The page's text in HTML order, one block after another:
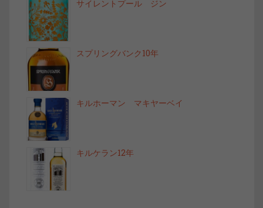
サイレントプール ジン
スプリングバンク10年
キルホーマン マキヤーベイ
キルケラン12年